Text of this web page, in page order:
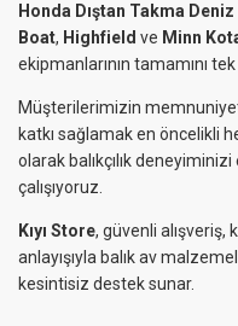
Honda Dıştan Takma
Boat, Highfield ve Minn
ekipmanlarının tamamını
Müşterilerimizin
katkı sağlamak en öncelikli
olarak balıkçılık
çalışıyoruz.
Kıyı Store, güvenli
anlayışıyla balık av
kesintisiz destek sunar.